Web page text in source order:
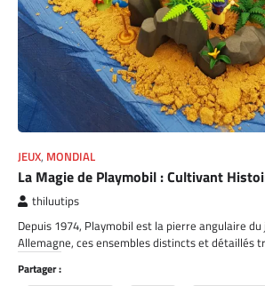
JEUX, MONDIAL
La Magie de Playmobil : Cultivant
thiluutips
Depuis 1974, Playmobil est la pierre angulaire
Allemagne, ces ensembles distincts et détaillés
Partager :